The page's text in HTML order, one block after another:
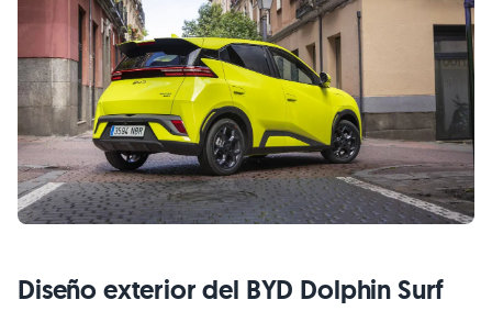
Diseño exterior del BYD Dolphin Surf